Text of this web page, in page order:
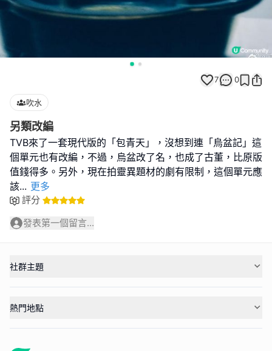
7 0
吹水
另類改編
TVB來了一套現代版的「包青天」，沒想到連「烏盆記」這
個單元也有改編，不過，烏盆改了名，也成了古董，比原版
值錢得多。另外，現在拍靈異題材的劇有限制，這個單元應
該... 更多
評分
發表第一個留言...
社群主題
熱門地點